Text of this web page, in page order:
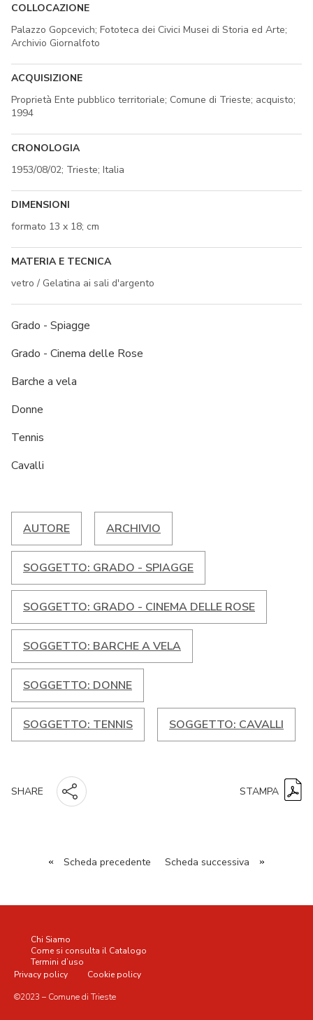
COLLOCAZIONE
Palazzo Gopcevich; Fototeca dei Civici Musei di Storia ed Arte;
Archivio Giornalfoto
ACQUISIZIONE
Proprietà Ente pubblico territoriale; Comune di Trieste; acquisto;
1994
CRONOLOGIA
1953/08/02; Trieste; Italia
DIMENSIONI
formato 13 x 18; cm
MATERIA E TECNICA
vetro / Gelatina ai sali d'argento
Grado - Spiagge
Grado - Cinema delle Rose
Barche a vela
Donne
Tennis
Cavalli
AUTORE ARCHIVIO
SOGGETTO: GRADO - SPIAGGE
SOGGETTO: GRADO - CINEMA DELLE ROSE
SOGGETTO: BARCHE A VELA
SOGGETTO: DONNE
SOGGETTO: TENNIS SOGGETTO: CAVALLI
SHARE STAMPA
« Scheda precedente Scheda successiva »
©2023 – Comune di Trieste
Chi Siamo
Come si consulta il Catalogo
Termini d’uso
Privacy policy
Cookie policy